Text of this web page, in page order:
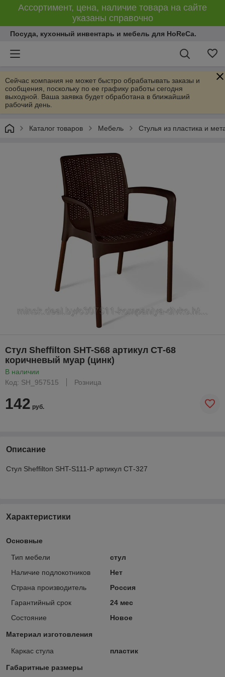
Ассортимент, цена, наличие товара на сайте
указаны справочно
Посуда, кухонный инвентарь и мебель для HoReCa.
Сейчас компания не может быстро обрабатывать заказы и
сообщения, поскольку по ее графику работы сегодня
выходной. Ваша заявка будет обработана в ближайший
рабочий день.
Каталог товаров Мебель Стулья из пластика и
Стул Sheffilton SHT-S68 артикул СТ-68
коричневый муар (цинк)
В наличии
Код: SH_957515
Розница
142 руб.
Описание
Стул Sheffilton SHT-S111-P артикул СТ-327
Характеристики
Основные
Тип мебели
стул
Наличие подлокотников
Нет
Страна производитель
Россия
Гарантийный срок
24 мес
Состояние
Новое
Материал изготовления
Каркас стула пластик
Габаритные размеры